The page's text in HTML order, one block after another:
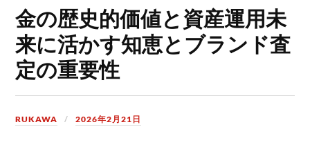
金の歴史的価値と資産運用未
来に活かす知恵とブランド査
定の重要性
RUKAWA 2026年2月21日